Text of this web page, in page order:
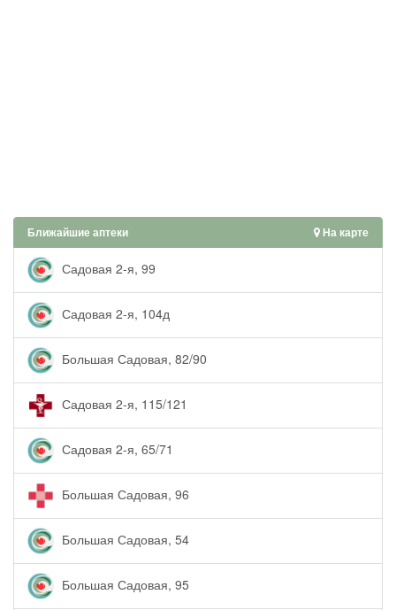
Ближайшие аптеки На карте
Садовая 2-я, 99
Садовая 2-я, 104д
Большая Садовая, 82/90
Садовая 2-я, 115/121
Садовая 2-я, 65/71
Большая Садовая, 96
Большая Садовая, 54
Большая Садовая, 95